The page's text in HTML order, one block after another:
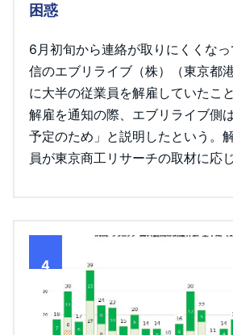
困惑
6月初旬から連絡が取りにくくな
信のエブリライブ（株）（東京都
に大半の従業員を解雇していたこ
解雇を通知の際、エブリライブ側
予定のため」と説明したという。
員が東京商工リサーチの取材に応じ
4